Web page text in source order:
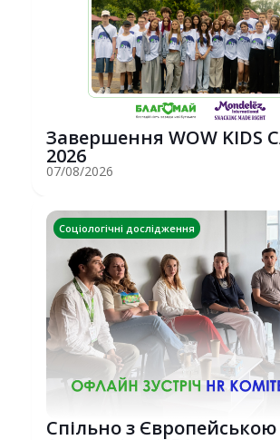
Завершення WOW KIDS
2026
07/08/2026
Соціологічні дослідження
Спільно з Європейською